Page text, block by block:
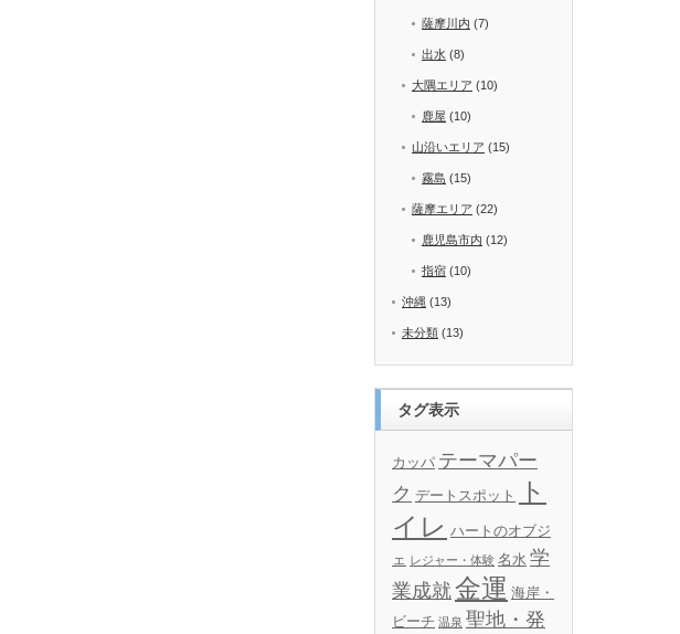
薩摩川内 (7)
出水 (8)
大隅エリア (10)
鹿屋 (10)
山沿いエリア (15)
霧島 (15)
薩摩エリア (22)
鹿児島市内 (12)
指宿 (10)
沖縄 (13)
未分類 (13)
タグ表示
カッパ テーマパー
ク デートスポット
ト
イレ ハートのオブジ
ェ レジャー・体験 名水 学
業成就金運 海岸・
ビーチ 温泉 聖地・発